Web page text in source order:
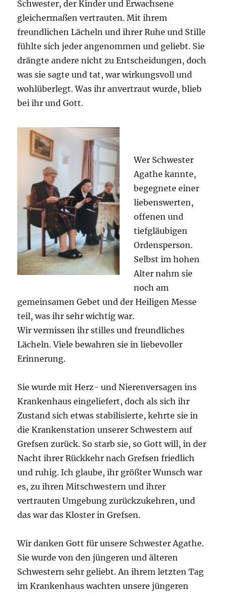
Schwester, der Kinder und Erwachsene
gleichermaßen vertrauten. Mit ihrem
freundlichen Lächeln und ihrer Ruhe und Stille
fühlte sich jeder angenommen und geliebt. Sie
drängte andere nicht zu Entscheidungen, doch
was sie sagte und tat, war wirkungsvoll und
wohlüberlegt. Was ihr anvertraut wurde, blieb
bei ihr und Gott.
Wer Schwester
Agathe kannte,
begegnete einer
liebenswerten,
offenen und
tiefgläubigen
Ordensperson.
Selbst im hohen
Alter nahm sie
noch am
gemeinsamen Gebet und der Heiligen Messe
teil, was ihr sehr wichtig war.
Wir vermissen ihr stilles und freundliches
Lächeln. Viele bewahren sie in liebevoller
Erinnerung.
Sie wurde mit Herz- und Nierenversagen ins
Krankenhaus eingeliefert, doch als sich ihr
Zustand sich etwas stabilisierte, kehrte sie in
die Krankenstation unserer Schwestern auf
Grefsen zurück. So starb sie, so Gott will, in der
Nacht ihrer Rückkehr nach Grefsen friedlich
und ruhig. Ich glaube, ihr größter Wunsch war
es, zu ihren Mitschwestern und ihrer
vertrauten Umgebung zurückzukehren, und
das war das Kloster in Grefsen.
Wir danken Gott für unsere Schwester Agathe.
Sie wurde von den jüngeren und älteren
Schwestern sehr geliebt. An ihrem letzten Tag
im Krankenhaus wachten unsere jüngeren